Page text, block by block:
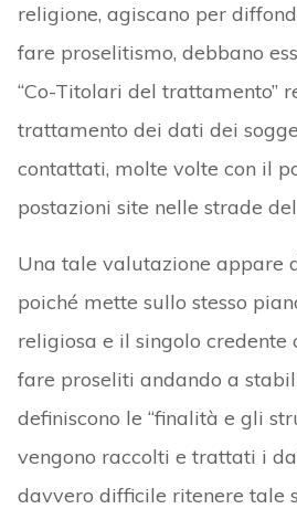
religione, agiscano per
fare proselitismo, debbano
“Co-Titolari del trattamento”
trattamento dei dati dei
contattati, molte volte con il
postazioni site nelle strade
Una tale valutazione appare
poiché mette sullo stesso
religiosa e il singolo credente
fare proseliti andando a
definiscono le “finalità e gli
vengono raccolti e trattati i
davvero difficile ritenere tale